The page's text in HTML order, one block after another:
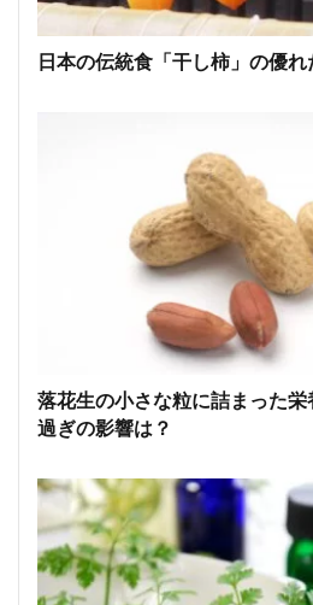
日本の伝統食「干し柿」の優
落花生の小さな粒に詰まった
過ぎの影響は？